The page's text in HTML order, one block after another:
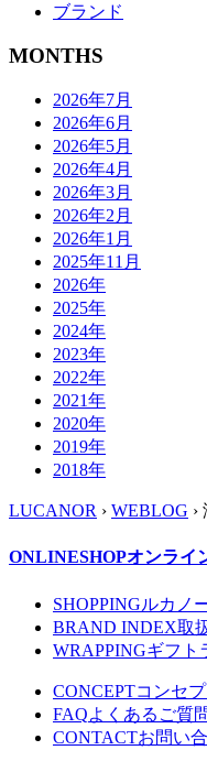
ブランド
MONTHS
2026年7月
2026年6月
2026年5月
2026年4月
2026年3月
2026年2月
2026年1月
2025年11月
2026年
2025年
2024年
2023年
2022年
2021年
2020年
2019年
2018年
LUCANOR › WEBLOG ›
ONLINESHOPオンライ
SHOPPINGルカノ
BRAND INDEX取
WRAPPINGギフト
CONCEPTコンセプ
FAQよくあるご質
CONTACTお問い